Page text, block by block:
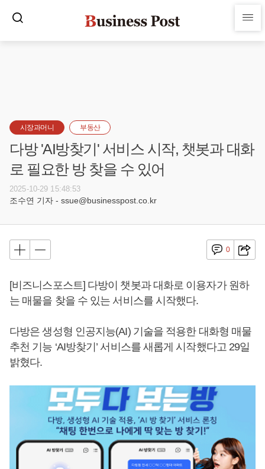
시장과머니 부동산
다방 'AI방찾기' 서비스 시작, 챗봇과 대화
로 필요한 방 찾을 수 있어
2025-10-29 15:48:53
조수연 기자 - ssue@businesspost.co.kr
0
[비즈니스포스트] 다방이 챗봇과 대화로 이용자가 원하
는 매물을 찾을 수 있는 서비스를 시작했다.
다방은 생성형 인공지능(AI) 기술을 적용한 대화형 매물
추천 기능 ‘AI방찾기’ 서비스를 새롭게 시작했다고 29일
밝혔다.